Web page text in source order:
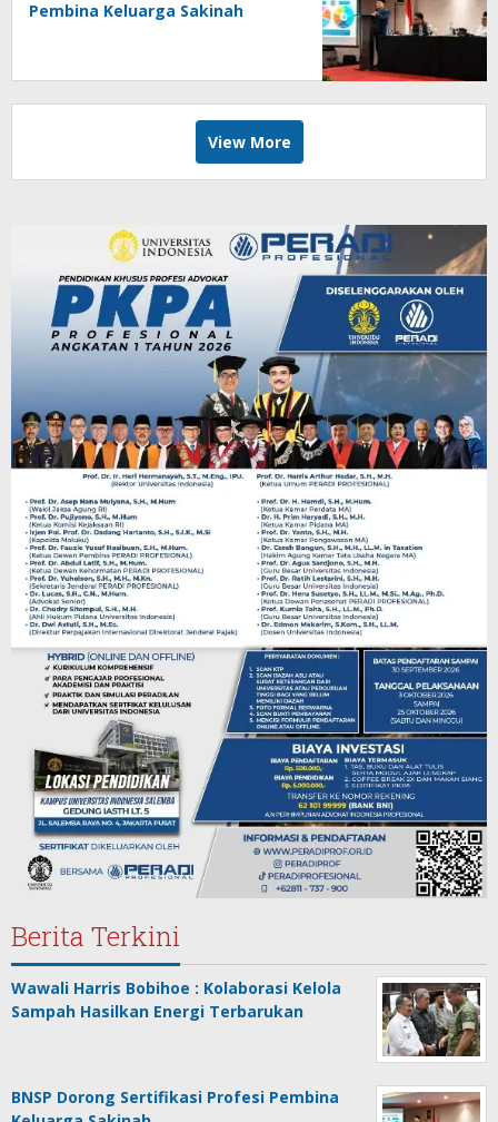
Pembina Keluarga Sakinah
View More
Berita Terkini
Wawali Harris Bobihoe : Kolaborasi Kelola
Sampah Hasilkan Energi Terbarukan
BNSP Dorong Sertifikasi Profesi Pembina